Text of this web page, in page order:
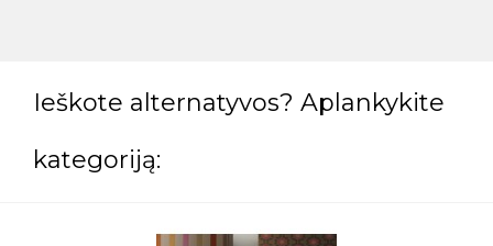
Ieškote alternatyvos? Aplankykite
kategoriją: